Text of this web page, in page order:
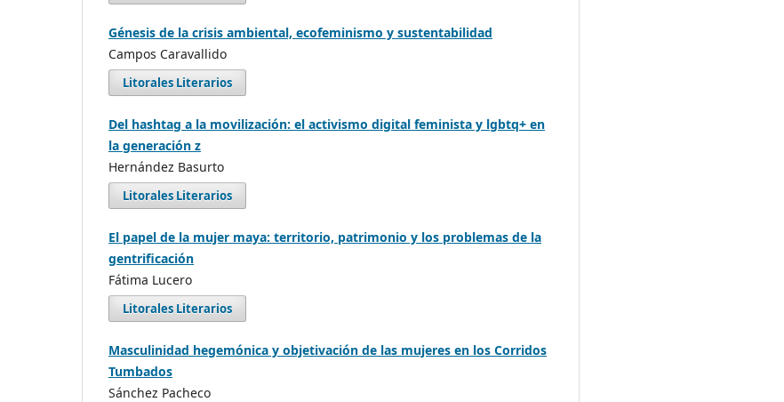
Génesis de la crisis ambiental, ecofeminismo y sustentabilidad
Campos Caravallido
Litorales Literarios
Del hashtag a la movilización: el activismo digital feminista y lgbtq+ en
la generación z
Hernández Basurto
Litorales Literarios
El papel de la mujer maya: territorio, patrimonio y los problemas de la
gentrificación
Fátima Lucero
Litorales Literarios
Masculinidad hegemónica y objetivación de las mujeres en los Corridos
Tumbados
Sánchez Pacheco